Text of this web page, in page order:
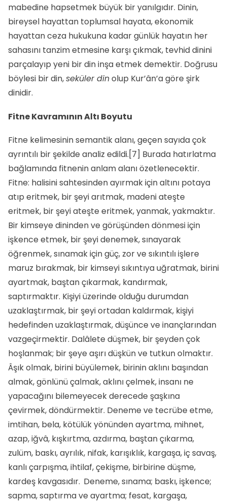
mabedine hapsetmek büyük bir yanılgıdır. Dinin,
bireysel hayattan toplumsal hayata, ekonomik
hayattan ceza hukukuna kadar günlük hayatın her
sahasını tanzim etmesine karşı çıkmak, tevhid dinini
parçalayıp yeni bir din inşa etmek demektir. Doğrusu
böylesi bir din,seküler dinolup Kur’ân’a göre şirk
dinidir.
Fitne Kavramının Altı Boyutu
Fitne kelimesinin semantik alanı, geçen sayıda çok
ayrıntılı bir şekilde analiz edildi.[7] Burada hatırlatma
bağlamında fitnenin anlam alanı özetlenecektir.
Fitne: halisini sahtesinden ayırmak için altını potaya
atıp eritmek, bir şeyi arıtmak, madeni ateşte
eritmek, bir şeyi ateşte eritmek, yanmak, yakmaktır.
Bir kimseye dininden ve görüşünden dönmesi için
işkence etmek, bir şeyi denemek, sınayarak
öğrenmek, sınamak için güç, zor ve sıkıntılı işlere
maruz bırakmak, bir kimseyi sıkıntıya uğ­ratmak, birini
ayartmak, baştan çıkarmak, kandırmak,
saptırmaktır. Kişiyi üzerinde olduğu durumdan
uzaklaştırmak, bir şeyi ortadan kaldırmak, kişiyi
hedefinden uzaklaştırmak, düşünce ve inançlarından
vazgeçirmektir. Dalâlete düş­mek, bir şeyden çok
hoşlanmak; bir şeye aşırı düşkün ve tutkun olmaktır.
Âşık olmak, birini büyülemek, birinin aklını başından
almak, gönlünü çal­mak, aklını çelmek, insanı ne
yapacağını bilemeyecek derece­de şaşkına
çevirmek, döndürmektir. Deneme ve tecrübe etme,
imtihan, bela, kötülük yönünden ayartma, mihnet,
azap, iğvâ, kışkırtma, azdırma, baştan çıkarma,
zulüm, baskı, ayrılık, nifak, karışıklık, kargaşa, iç savaş,
kanlı çarpışma, ihtilaf, çekişme, birbirine düşme,
kardeş kavgasıdır. Deneme, sınama; baskı, işkence;
sapma, saptırma ve ayartma; fesat, kargaşa,